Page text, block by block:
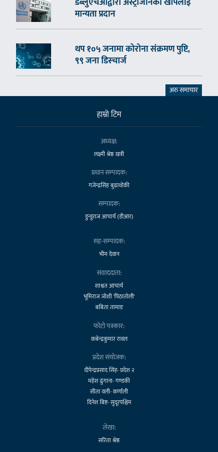
मान्यता प्रदान
थप १०५ जनामा कोरोना संक्रमण पुष्टि,
९९ जना डिस्चार्ज
अरु समाचार
हाम्राे टिम
अध्यक्ष:
लक्ष्मी श्रेष्ठ खत्री
प्रधान सम्पादक:
गजेन्द्रसिंह बुढाथोकी
सम्पादक:
डुन्डुराज आचार्य (डीआर)
सह-सम्पादक:
भीम देवान
संवाददाता:
शाश्वत आचार्य
भूमिराज जोशी 'पिठातोली'
बबिता तामाङ
फोटो पत्रकार:
कबेन्द्रकुमार रावल
प्रदेश संयोजक:
दीपेन्द्रप्रसाद सिंह- प्रदेश २
महेश ढुंगाना- गण्डकी
सीता वली- कर्णाली
दिनेश बिष्ट- सुदूरपश्चिम
लेखा:
सरिता श्रेष्ठ